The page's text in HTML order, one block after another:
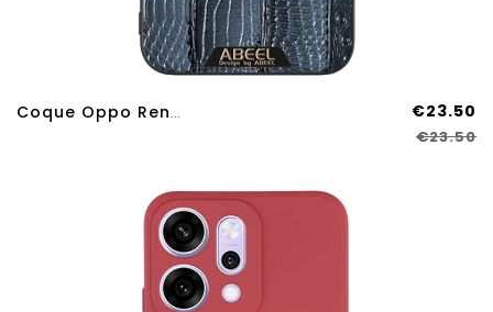
Coque Oppo Reno 14 Pro 5G Compatible MagSafe ABEEL €23.50
€23.50